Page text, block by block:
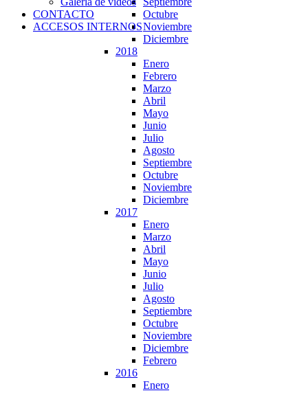
Octubre
Noviembre
Diciembre
2018
Enero
Febrero
Marzo
Abril
Mayo
Junio
Julio
Agosto
Septiembre
Octubre
Noviembre
Diciembre
2017
Enero
Marzo
Abril
Mayo
Junio
Julio
Agosto
Septiembre
Octubre
Noviembre
Diciembre
Febrero
2016
Enero
CONTACTO
ACCESOS INTERNOS